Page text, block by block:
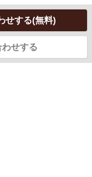
せする(無料)
せする